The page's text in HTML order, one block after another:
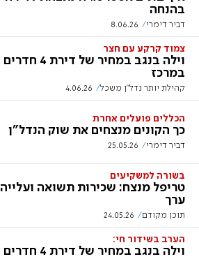
בהנחה
דביר דימרי 8.06.26
צמוד קרקע עם חצר
וילה בנגב במחיר של דירת 4 חדרים
במרכז
קהילת יותר נדל"ן משכל 4.06.26
הכללים פועלים אחרת
כך הקונים מנצחים את שוק הנדל"ן
דביר דימרי 25.05.26
בשורה למשקיעים
טריפל מנצח: שכירות תשואה ועלייה
ערך
תוכן מקודם 24.05.26
הערב בשידור חי:
וילה בנגב במחיר של דירת 4 חדרים